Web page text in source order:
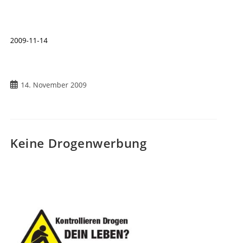
2009-11-14
Beitrag14. November 2009
Keine Drogenwerbung